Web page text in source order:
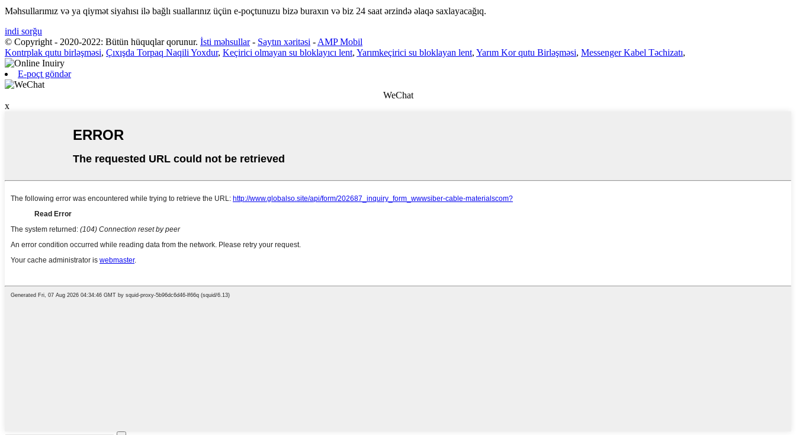
Məhsullarımız və ya qiymət siyahısı ilə bağlı suallarınız üçün e-poçtunuzu bizə buraxın və biz 24 saat ərzində əlaqə saxlayacağıq.
indi sorğu
© Copyright - 2020-2022: Bütün hüquqlar qorunur. İsti məhsullar- Saytın xəritəsi - AMP Mobil
Kontrplak qutu birləşməsi, Çıxışda Torpaq Naqili Yoxdur, Keçirici olmayan su bloklayıcı lent, Yarımkeçirici su bloklayan lent, Yarım Kor qutu Birləşməsi, Messenger Kabel Təchizatı,
E-poçt göndər
WeChat
x